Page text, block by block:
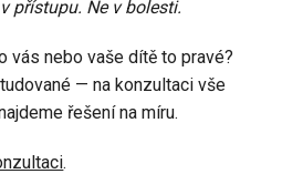
přístupu. Ne v bolesti.
vás nebo vaše dítě to pravé?
— na konzultaci vše
řešení na míru.
.